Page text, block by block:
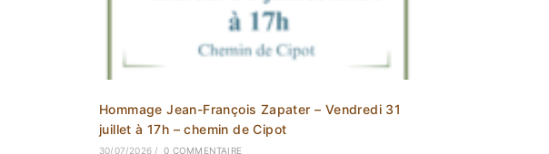
Hommage Jean-François Zapater – Vendredi 31
juillet à 17h – chemin de Cipot
30/07/2026 / 0 COMMENTAIRE